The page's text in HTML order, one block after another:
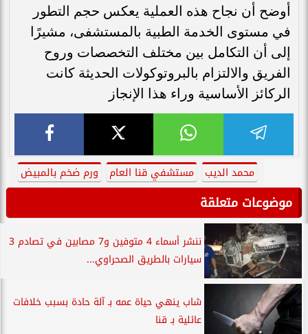
أوضح أن نجاح هذه العملية يعكس حجم التطور
في مستوى الخدمة الطبية بالمستشفى، مشيرًا
إلى أن التكامل بين مختلف التخصصات وروح
الفريق والالتزام بالبروتوكولات الحديثة كانت
الركائز الأساسية وراء هذا الإنجاز
محمد الديب مستشفي قنا العام ورم ضخم بالمبيض
موضوعات متعلقة
ننشر أسماء 4 متوفين و7 مصابين في تصادم 3
سيارات بالطريق الصحراوي...
شاب ينهي حياة عمه بـ آلة حادة بسبب خلافات
عائلية بـ قنا